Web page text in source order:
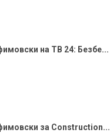
на ТВ 24: Безбе...
за Construction...